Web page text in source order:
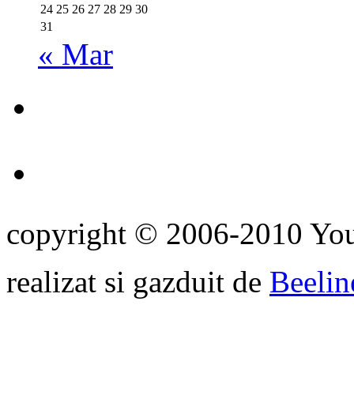
24 25 26 27 28 29 30
31
« Mar
copyright © 2006-2010
realizat si gazduit de